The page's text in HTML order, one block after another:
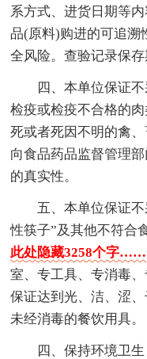
系方式、进货日期等
品(原料)购进的可追溯
全风险。查验记录保存
四、本单位保证
检疫或检疫不合格的
死或者死因不明的禽
向食品药品监督管理
的真实性。
五、本单位保证
性筷子”及其他不符合
此处隐藏3258个字……
室、专工具、专消毒
保证达到光、洁、涩
未经消毒的餐饮用具。
四、保持环境卫